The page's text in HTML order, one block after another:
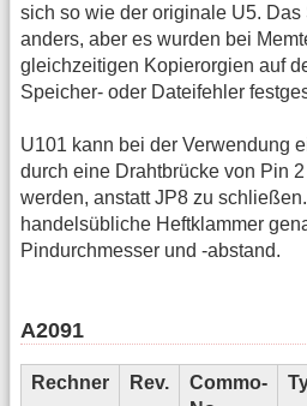
sich so wie der originale U5.
anders, aber es wurden bei
gleichzeitigen Kopierorgien auf
Speicher- oder Dateifehler
U101 kann bei der Verwendung
durch eine Drahtbrücke von Pin
werden, anstatt JP8 zu
handelsübliche Heftklammer
Pindurchmesser und -abstand.
A2091
Rechner Rev.
Commo-